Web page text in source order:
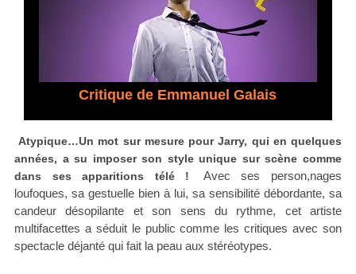
Critique de Emmanuel Galais
Atypique…Un mot sur mesure pour Jarry, qui en quelques
années, a su imposer son style unique sur scène comme
dans ses apparitions télé !
Avec ses person,nages
loufoques, sa gestuelle bien à lui, sa sensibilité débordante, sa
candeur désopilante et son sens du rythme, cet artiste
multifacettes a séduit le public comme les critiques avec son
spectacle déjanté qui fait la peau aux stéréotypes.